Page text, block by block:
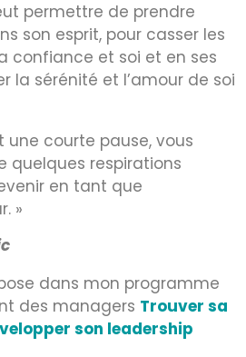
permettre de prendre
son esprit, pour casser les
confiance et soi et en ses
la sérénité et l’amour de soi
une courte pause, vous
quelques respirations
en tant que
»
dans mon programme
des managers Trouver sa
son leadership